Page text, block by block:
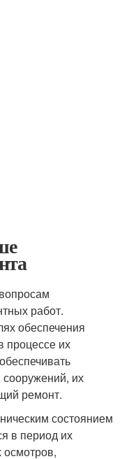
работ.
обеспечения
процессе их
сооружений, их
ремонт.
состоянием
в период их
осмотров,